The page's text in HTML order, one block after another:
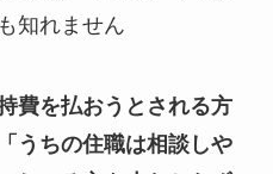
知れません
費を払おうとされる方
うちの住職は相談しや